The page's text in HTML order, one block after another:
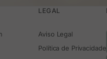
LEGAL
Aviso Legal
Política de Privacidade